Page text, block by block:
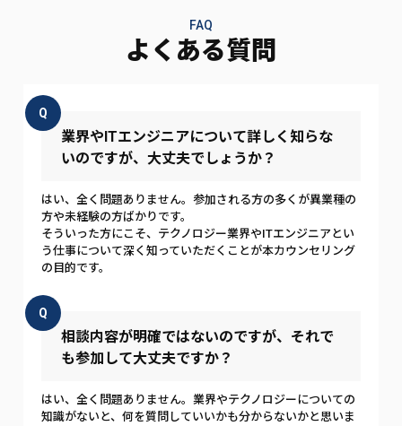
FAQ
よくある質問
Q
業界やITエンジニアについて詳しく知らな
いのですが、大丈夫でしょうか？
はい、全く問題ありません。参加される方の多くが異業種の
方や未経験の方ばかりです。
そういった方にこそ、テクノロジー業界やITエンジニアとい
う仕事について深く知っていただくことが本カウンセリング
の目的です。
Q
相談内容が明確ではないのですが、それで
も参加して大丈夫ですか？
はい、全く問題ありません。業界やテクノロジーについての
知識がないと、何を質問していいかも分からないかと思いま